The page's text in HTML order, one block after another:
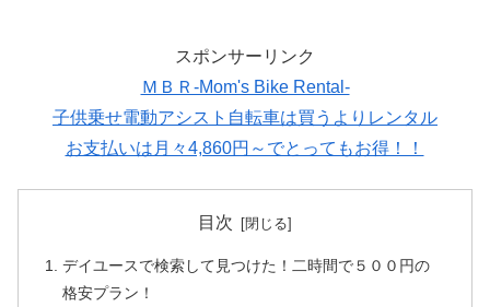
スポンサーリンク
ＭＢＲ-Mom's Bike Rental-
子供乗せ電動アシスト自転車は買うよりレンタル
お支払いは月々4,860円～でとってもお得！！
目次
デイユースで検索して見つけた！二時間で５００円の
格安プラン！